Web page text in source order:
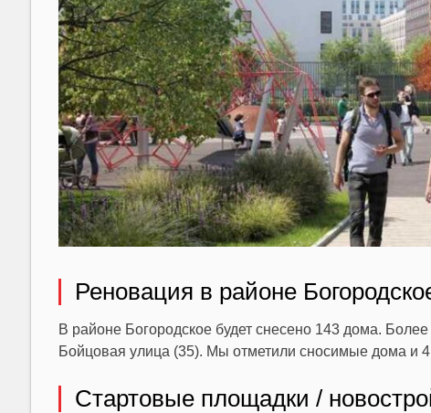
Реновация в районе
В районе Богородское будет снесено 143 дома.
Бойцовая улица (35). Мы отметили сносимые дома и
Стартовые площадки /